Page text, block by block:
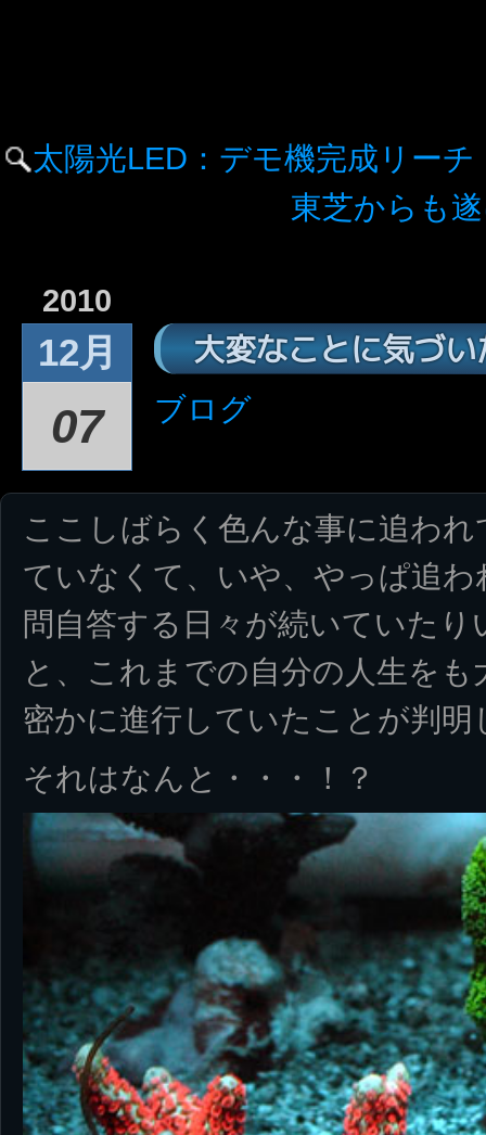
太陽光LED：デモ機完成リーチ
東芝からも
2010
12月
07
大変なことに気づ
ブログ
ここしばらく色んな事に追わ
ていなくて、いや、やっぱ追
問自答する日々が続いていた
と、これまでの自分の人生を
密かに進行していたことが判明
それはなんと・・・！？